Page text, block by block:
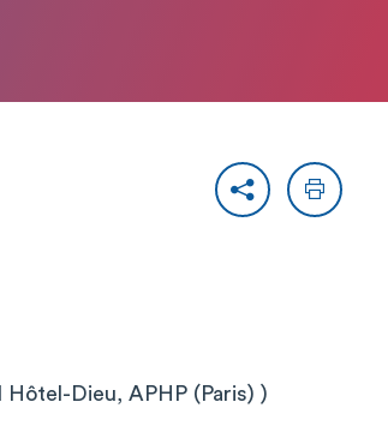
PartagerImprimer
Dieu, APHP (Paris) )